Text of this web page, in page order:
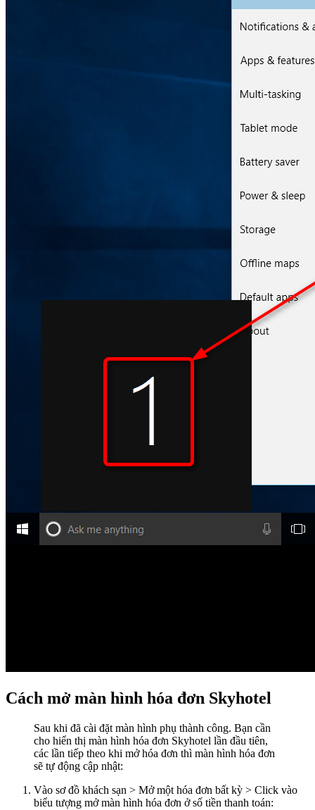
Cách mở màn hình hóa đơn Skyhotel
Sau khi đã cài đặt màn hình phụ thành công. Bạn cần
cho hiển thị màn hình hóa đơn Skyhotel lần đầu tiên,
các lần tiếp theo khi mở hóa đơn thì màn hình hóa đơn
sẽ tự động cập nhật:
Vào sơ đồ khách sạn > Mở một hóa đơn bất kỳ > Click vào
biểu tượng mở màn hình hóa đơn ở số tiền thanh toán: